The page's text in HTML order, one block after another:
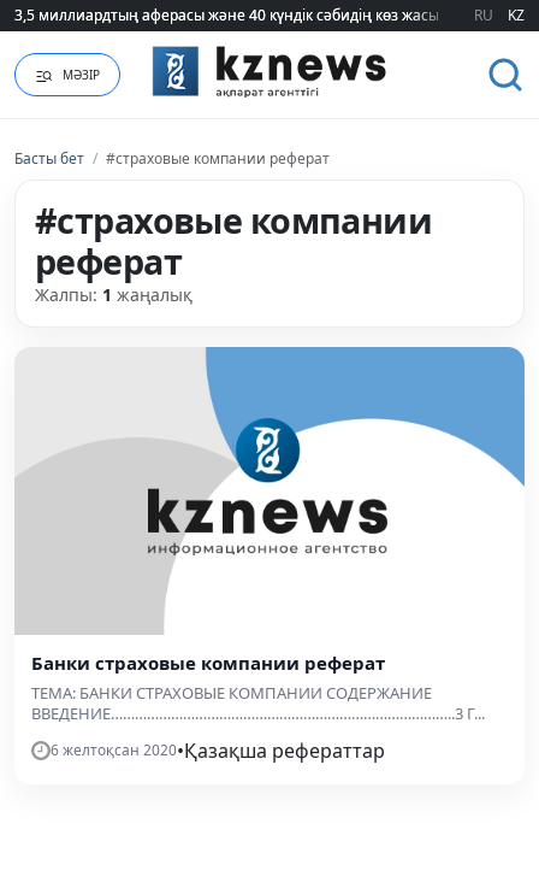
3,5 миллиардтың аферасы және 40 күндік сәбидің көз жасы:
3,5 миллиардтың аферасы және 40 күндік сәбидің көз жасы: RU KZ
МӘЗІР
Басты бет / #страховые компании реферат
#страховые компании
реферат
Жалпы: 1 жаңалық
Банки страховые компании реферат
ТЕМА: БАНКИ СТРАХОВЫЕ КОМПАНИИ СОДЕРЖАНИЕ
ВВЕДЕНИЕ…………………………………………………………………………..3 Г...
6 желтоқсан 2020•Қазақша рефераттар